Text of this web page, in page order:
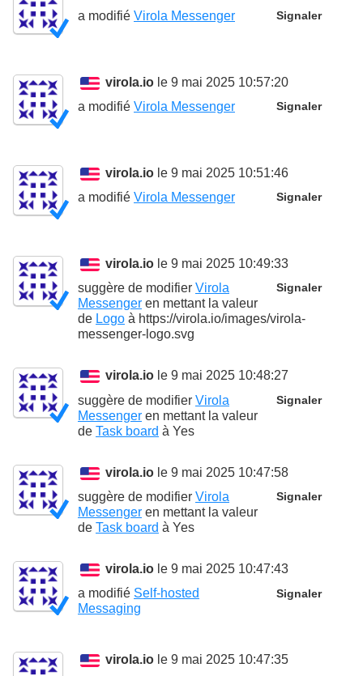
Signaler
a modifié Virola Messenger
virola.io le 9 mai 2025 10:57:20
Signaler
a modifié Virola Messenger
virola.io le 9 mai 2025 10:51:46
Signaler
a modifié Virola Messenger
virola.io le 9 mai 2025 10:49:33
Signaler
suggère de modifier Virola
Messenger en mettant la valeur
de Logo à https://virola.io/images/virola-
messenger-logo.svg
virola.io le 9 mai 2025 10:48:27
Signaler
suggère de modifier Virola
Messenger en mettant la valeur
de Task board à Yes
virola.io le 9 mai 2025 10:47:58
Signaler
suggère de modifier Virola
Messenger en mettant la valeur
de Task board à Yes
virola.io le 9 mai 2025 10:47:43
Signaler
a modifié Self-hosted
Messaging
virola.io le 9 mai 2025 10:47:35